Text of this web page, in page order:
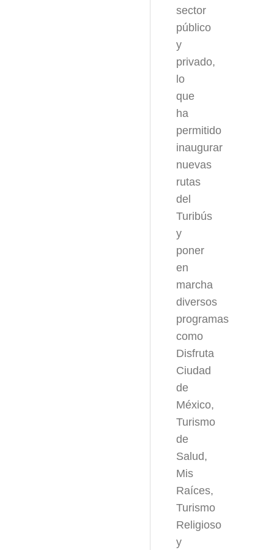
sector
público
y
privado,
lo
que
ha
permitido
inaugurar
nuevas
rutas
del
Turibús
y
poner
en
marcha
diversos
programas
como
Disfruta
Ciudad
de
México,
Turismo
de
Salud,
Mis
Raíces,
Turismo
Religioso
y